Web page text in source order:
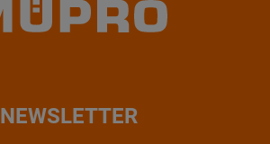
NEWSLETTER